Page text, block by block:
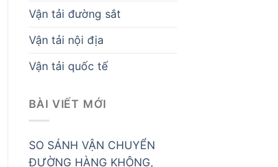
Vận tải đường sắt
Vận tải nội địa
Vận tải quốc tế
BÀI VIẾT MỚI
SO SÁNH VẬN CHUYỂN
ĐƯỜNG HÀNG KHÔNG,